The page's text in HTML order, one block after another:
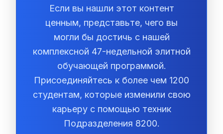
Если вы нашли этот контент
ценным, представьте, чего вы
могли бы достичь с нашей
комплексной 47-недельной элитной
обучающей программой.
Присоединяйтесь к более чем 1200
студентам, которые изменили свою
карьеру с помощью техник
Подразделения 8200.